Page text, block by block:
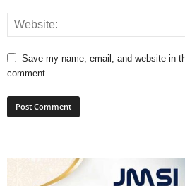
Save my name, email, and website in
comment.